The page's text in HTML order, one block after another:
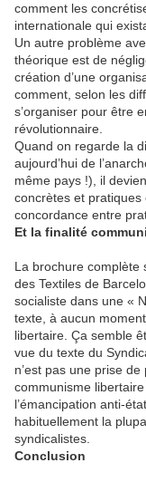
comment les
internationale qui
Un autre problème
théorique est de
création d’une
comment, selon les
s’organiser pour être
révolutionnaire.
Quand on regarde la
aujourd’hui de
même pays !), il
concrètes et
concordance entre
Et la finalité
La brochure complète
des Textiles de
socialiste dans une «
texte, à aucun
libertaire. Ça semble
vue du texte du
n’est pas une prise
communisme
l’émancipation anti-
habituellement la
syndicalistes.
Conclusion